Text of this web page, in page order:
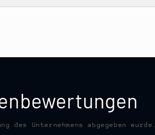
Unternehmens abgegeben wurde.